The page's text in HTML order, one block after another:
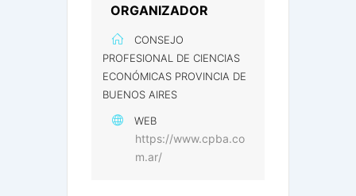
ORGANIZADOR
CONSEJO
PROFESIONAL DE CIENCIAS
ECONÓMICAS PROVINCIA DE
BUENOS AIRES
WEB
https://www.cpba.co
m.ar/